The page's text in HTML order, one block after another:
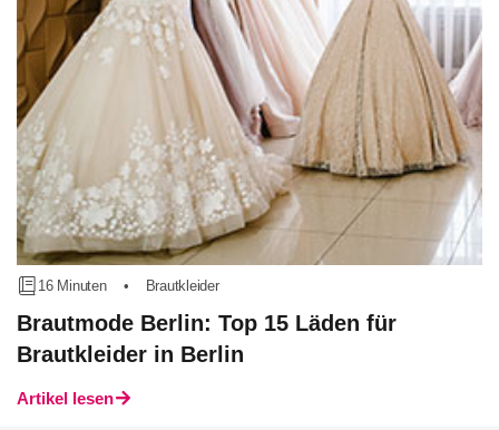
16 Minuten • Brautkleider
Brautmode Berlin: Top 15 Läden für
Brautkleider in Berlin
Artikel lesen